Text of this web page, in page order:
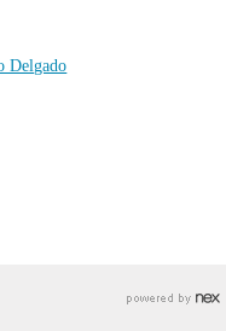
Delgado